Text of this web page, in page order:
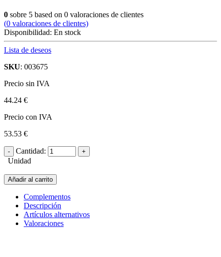
0 sobre 5 based on 0 valoraciones de clientes
(0 valoraciones de clientes)
Disponibilidad: En stock
Lista de deseos
SKU: 003675
Precio sin IVA
44.24 €
Precio con IVA
53.53 €
Cantidad:
Unidad
Añadir al carrito
Complementos
Descripción
Artículos alternativos
Valoraciones